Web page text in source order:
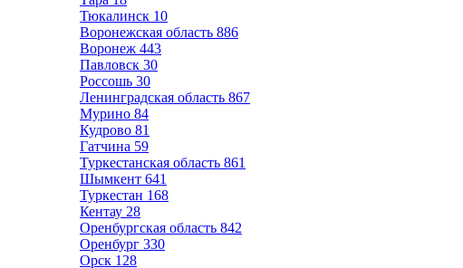
Тюкалинск 10
Воронежская область 886
Воронеж 443
Павловск 30
Россошь 30
Ленинградская область 867
Мурино 84
Кудрово 81
Гатчина 59
Туркестанская область 861
Шымкент 641
Туркестан 168
Кентау 28
Оренбургская область 842
Оренбург 330
Орск 128